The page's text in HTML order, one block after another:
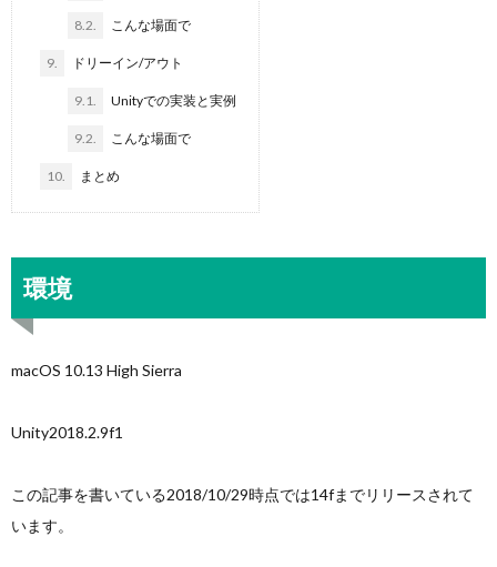
8.2. こんな場面で
9. ドリーイン/アウト
9.1. Unityでの実装と実例
9.2. こんな場面で
10. まとめ
環境
macOS 10.13 High Sierra
Unity2018.2.9f1
この記事を書いている2018/10/29時点では14fまでリリースされて
います。